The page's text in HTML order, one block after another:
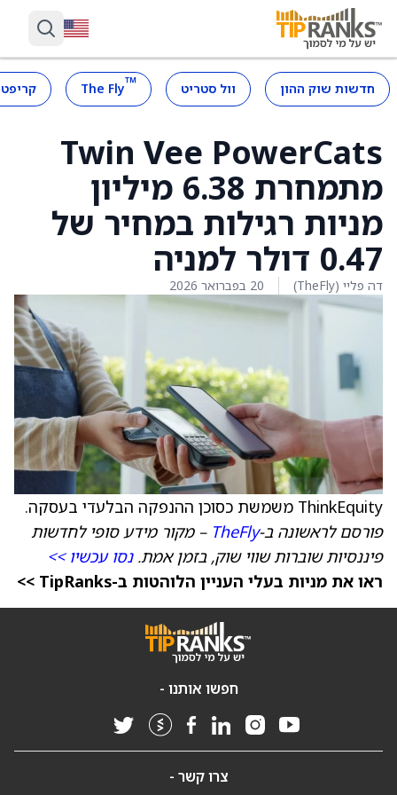
חדשות שוק ההון וול סטריט ™
The Fly
Twin Vee PowerCats
מתמחרת 6.38 מיליון
מניות רגילות במחיר של
0.47 דולר למניה
דה פליי (TheFly) 20 בפברואר 2026
ThinkEquity משמשת כסוכן ההנפקה הבלעדי בעסקה.
פורסם לראשונה ב-TheFly – מקור מידע סופי לחדשות
פיננסיות שוברות שווי שוק, בזמן אמת.נסו עכשיו >>
ראו את מניות בעלי העניין הלוהטות ב-TipRanks >>
חפשו אותנו -
צרו קשר -